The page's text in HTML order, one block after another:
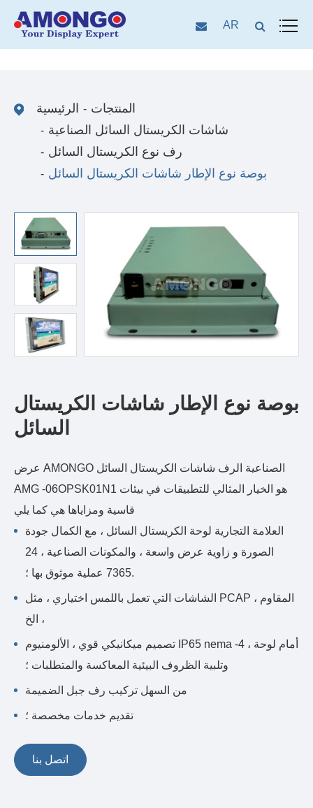
AR
الرئيسية
المنتجات
شاشات الكريستال السائل الصناعية
رف نوع الكريستال السائل
بوصة نوع الإطار شاشات الكريستال السائل
بوصة نوع الإطار شاشات الكريستال
السائل
عرض AMONGO الصناعية الرف شاشات الكريستال السائل
AMG -06OPSK01N1 هو الخيار المثالي للتطبيقات في بيئات
قاسية ومزاياها هي كما يلي
العلامة التجارية لوحة الكريستال السائل ، مع الكمال جودة
الصورة و زاوية عرض واسعة ، والمكونات الصناعية ، 24
.7365 عملية موثوق بها ؛
الشاشات التي تعمل باللمس اختياري ، مثل PCAP ، المقاوم
، الخ
تصميم ميكانيكي قوي ، الألومنيوم IP65 nema -4 أمام لوحة ،
وتلبية الظروف البيئية المعاكسة والمتطلبات ؛
من السهل تركيب رف جبل الضميمة
تقديم خدمات مخصصة ؛
اتصل بنا